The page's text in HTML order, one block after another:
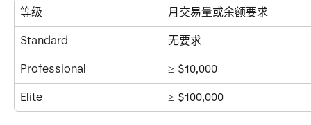
等级 月交易量或余额要求
Standard 无要求
Professional ≥ $10,000
Elite ≥ $100,000